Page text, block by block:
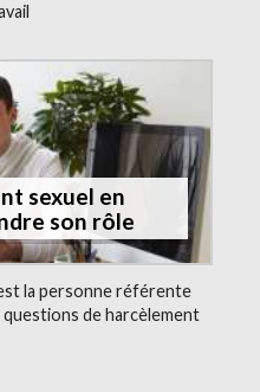
sexuel en
son rôle
la personne référente
de harcèlement